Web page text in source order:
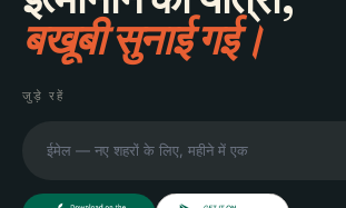
बखूबी सुनाई गई।
जुड़े रहें